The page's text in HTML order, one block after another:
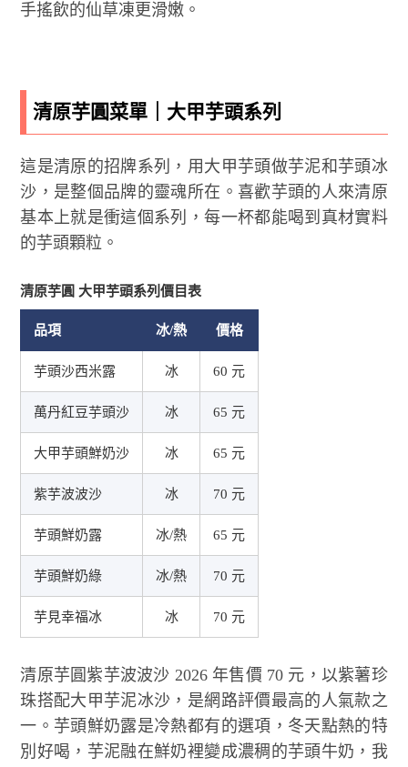
手搖飲的仙草凍更滑嫩。
清原芋圓菜單｜大甲芋頭系列
這是清原的招牌系列，用大甲芋頭做芋泥和芋頭冰
沙，是整個品牌的靈魂所在。喜歡芋頭的人來清原
基本上就是衝這個系列，每一杯都能喝到真材實料
的芋頭顆粒。
清原芋圓 大甲芋頭系列價目表
品項 冰/熱 價格
芋頭沙西米露 冰 60 元
萬丹紅豆芋頭沙 冰 65 元
大甲芋頭鮮奶沙 冰 65 元
紫芋波波沙 冰 70 元
芋頭鮮奶露 冰/熱 65 元
芋頭鮮奶綠 冰/熱 70 元
芋見幸福冰 冰 70 元
清原芋圓紫芋波波沙 2026 年售價 70 元，以紫薯珍
珠搭配大甲芋泥冰沙，是網路評價最高的人氣款之
一。芋頭鮮奶露是冷熱都有的選項，冬天點熱的特
別好喝，芋泥融在鮮奶裡變成濃稠的芋頭牛奶，我